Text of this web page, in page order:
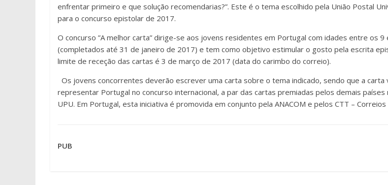
enfrentar primeiro e que solução recomendarias?”. Este é o tema escolhido pela União Postal
para o concurso epistolar de 2017.
O concurso ”A melhor carta” dirige-se aos jovens residentes em Portugal com idades entre os 9
(completados até 31 de janeiro de 2017) e tem como objetivo estimular o gosto pela escrita
limite de receção das cartas é 3 de março de 2017 (data do carimbo do correio).
Os jovens concorrentes deverão escrever uma carta sobre o tema indicado, sendo que a carta
representar Portugal no concurso internacional, a par das cartas premiadas pelos demais países
UPU. Em Portugal, esta iniciativa é promovida em conjunto pela ANACOM e pelos CTT –
PUB